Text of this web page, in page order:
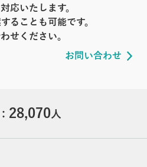
応いたします。
ることも可能です。
せください。
お問い合わせ
28,070人